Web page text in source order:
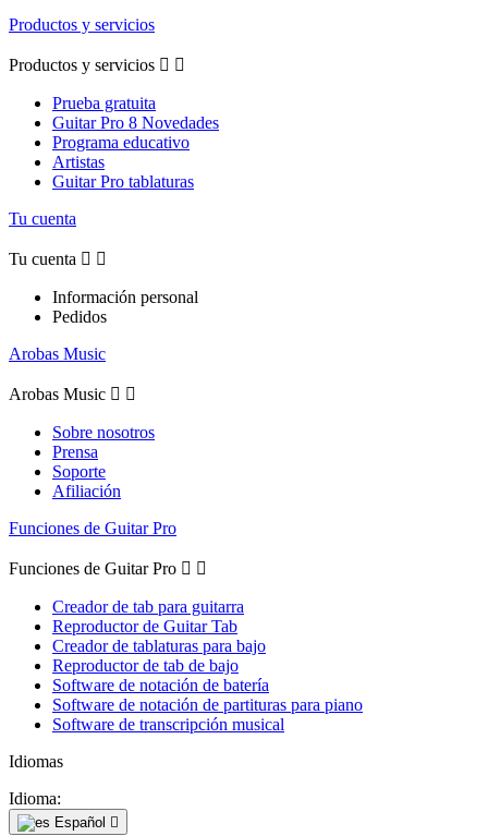
Productos y servicios
Productos y servicios  
Prueba gratuita
Guitar Pro 8 Novedades
Programa educativo
Artistas
Guitar Pro tablaturas
Tu cuenta
Tu cuenta  
Información personal
Pedidos
Arobas Music
Arobas Music  
Sobre nosotros
Prensa
Soporte
Afiliación
Funciones de Guitar Pro
Funciones de Guitar Pro  
Creador de tab para guitarra
Reproductor de Guitar Tab
Creador de tablaturas para bajo
Reproductor de tab de bajo
Software de notación de batería
Software de notación de partituras para piano
Software de transcripción musical
Idiomas
Idioma:
Español 